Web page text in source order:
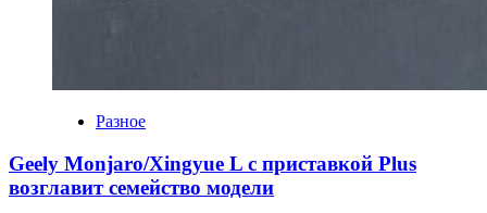
Разное
Geely Monjaro/Xingyue L с приставкой Plus
возглавит семейство модели